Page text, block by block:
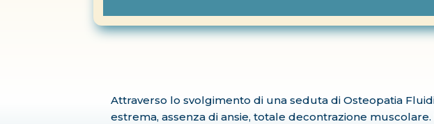
Attraverso lo svolgimento di una seduta di Osteopatia
estrema, assenza di ansie, totale decontrazione